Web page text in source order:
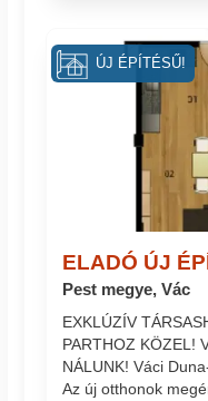
ELADÓ ÚJ
Pest megye, Vác
EXKLÚZÍV
PARTHOZ KÖZEL!
NÁLUNK! Váci
Az új otthonok
ÚJ ÉPÍTÉSŰ!